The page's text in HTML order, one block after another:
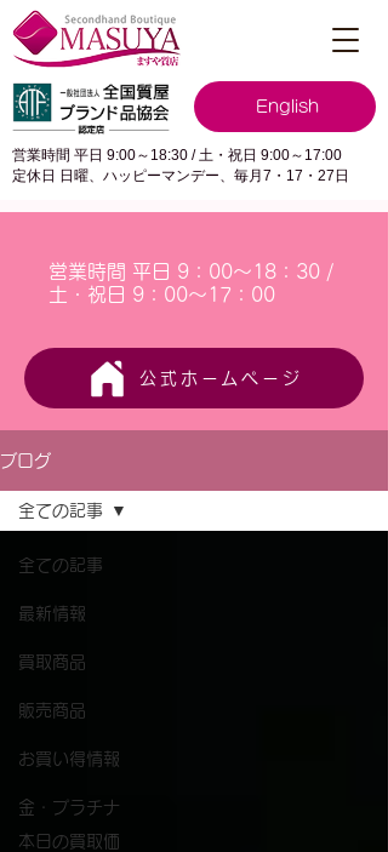
English
営業時間 平日 9:00～18:30 / 土・祝日 9:00～17:00
定休日 日曜、ハッピーマンデー、毎月7・17・27日
営業時間 平日 9：00～18：30 /
土・祝日 9：00～17：00
公式ホームページ
ブログ
全ての記事
最新情報
買取商品
販売商品
お買い得情報
金・プラチナ
本日の買取価
全ての記事